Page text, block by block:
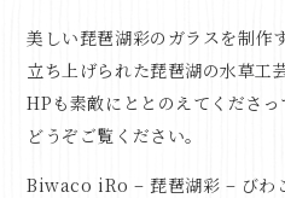
美しい琵琶湖彩のガラスを制作
立ち上げられた琵琶湖の水草工
HPも素敵にととのえてくださっ
どうぞご覧ください。
Biwaco iRo – 琵琶湖彩 – びわ